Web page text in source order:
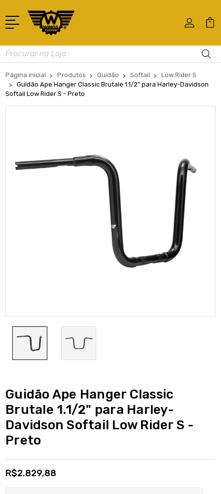
Busca
Página inicial Produtos Guidão Softail
Low Rider S
Guidão Ape Hanger Classic Brutale 1.1/2" para Harley-Davidson
Softail Low Rider S - Preto
Guidão Ape Hanger Classic
Brutale 1.1/2" para Harley-
Davidson Softail Low Rider S -
Preto
R$2.829,88